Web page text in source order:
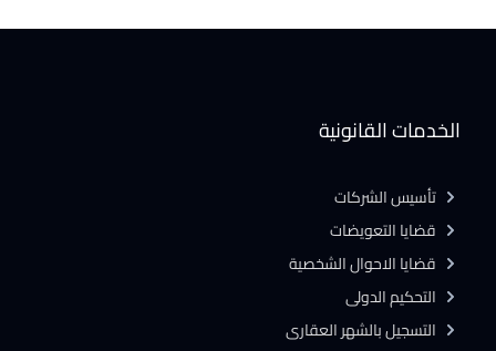
الخدمات القانونية
تأسيس الشركات
قضايا التعويضات
قضايا الاحوال الشخصية
التحكيم الدولى
التسجيل بالشهر العقارى